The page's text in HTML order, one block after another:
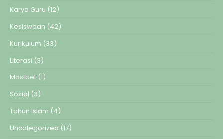
Karya Guru (12)
Kesiswaan (42)
Kurikulum (33)
Literasi (3)
Mostbet (1)
Sosial (3)
Tahun Islam (4)
Uncategorized (17)